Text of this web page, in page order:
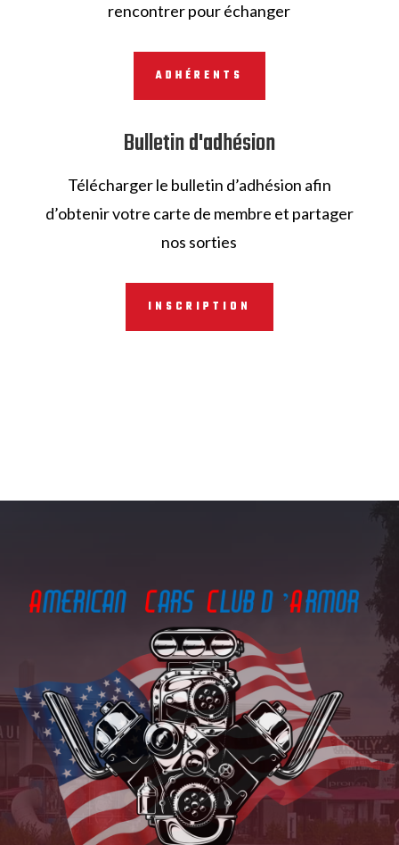
rencontrer pour échanger
ADHÉRENTS
Bulletin d'adhésion
Télécharger le bulletin d’adhésion afin
d’obtenir votre carte de membre et partager
nos sorties
INSCRIPTION